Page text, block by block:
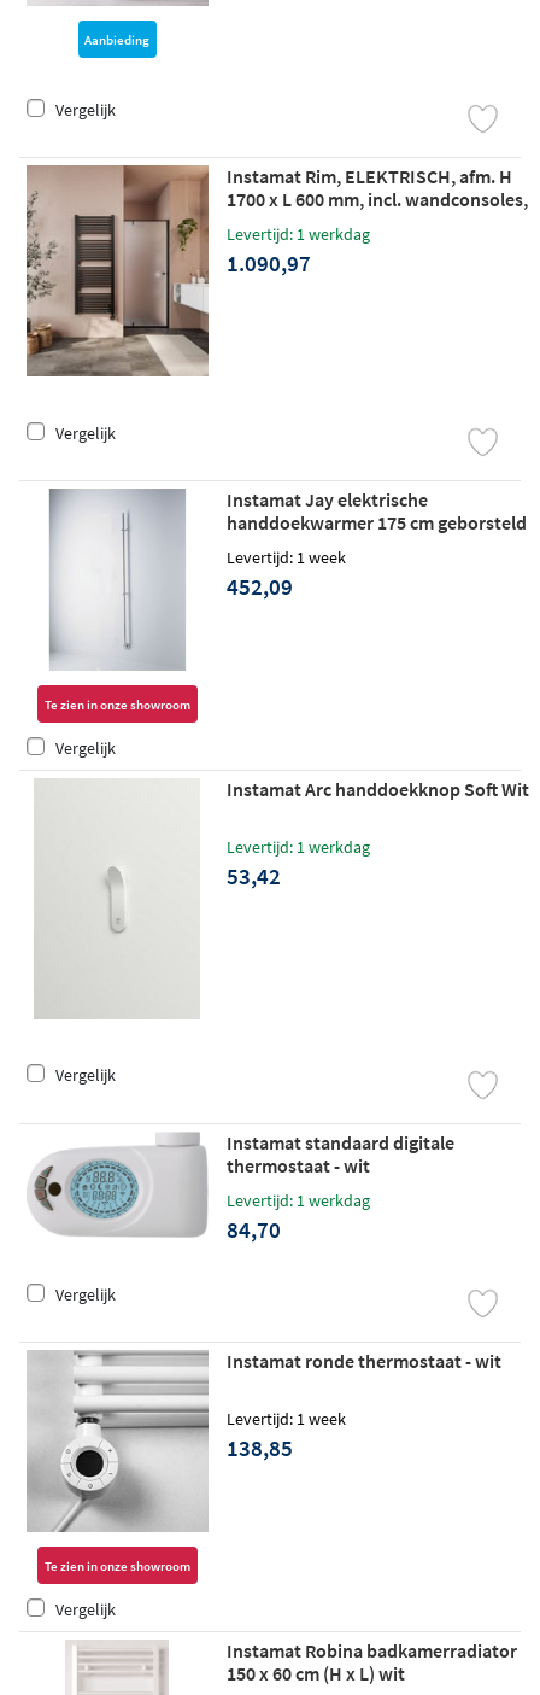
Aanbieding
Vergelijk
Instamat Rim, ELEKTRISCH, afm. H
1700 x L 600 mm, incl. wandconsoles,
Soft zwart
Levertijd: 1 werkdag
1.090,97
Vergelijk
Te zien in onze showroom
Instamat Jay elektrische
handdoekwarmer 175 cm geborsteld
Levertijd: 1 week
452,09
Vergelijk
Instamat Arc handdoekknop Soft Wit
Levertijd: 1 werkdag
53,42
Vergelijk
Instamat standaard digitale
thermostaat - wit
Levertijd: 1 werkdag
84,70
Vergelijk
Te zien in onze showroom
Instamat ronde thermostaat - wit
Levertijd: 1 week
138,85
Vergelijk
Instamat Robina badkamerradiator
150 x 60 cm (H x L) wit